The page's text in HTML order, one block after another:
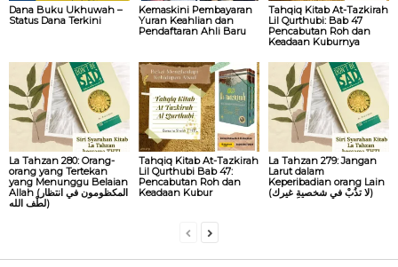
Dana Buku Ukhuwah –
Status Dana Terkini
Kemaskini Pembayaran
Yuran Keahlian dan
Pendaftaran Ahli Baru
Tahqiq Kitab At-Tazkirah
Lil Qurthubi: Bab 47
Pencabutan Roh dan
Keadaan Kuburnya
La Tahzan 280: Orang-
orang yang Tertekan
yang Menunggu Belaian
Allah (المكظومون في انتظار
لطْف الله)
Tahqiq Kitab At-Tazkirah
Lil Qurthubi Bab 47:
Pencabutan Roh dan
Keadaan Kubur
La Tahzan 279: Jangan
Larut dalam
Keperibadian orang Lain
(لا تذُبْ في شخصيةِ غيرك)